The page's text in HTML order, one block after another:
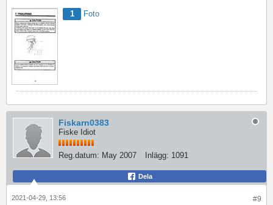
1 Foto
Fiskarn0383
Fiske Idiot
Reg.datum: May 2007 Inlägg: 1091
Dela
#9
2021-04-29, 13:56